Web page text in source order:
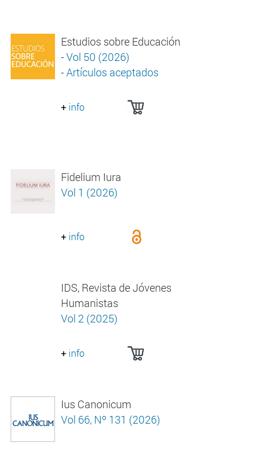
Estudios sobre Educación
-Vol 50 (2026)
-Artículos aceptados
+ info
Fidelium Iura
Vol 1 (2026)
+ info
IDS, Revista de Jóvenes
Humanistas
Vol 2 (2025)
+ info
Ius Canonicum
Vol 66, Nº 131 (2026)